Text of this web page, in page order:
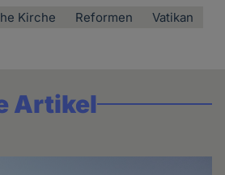
Kirche Reformen
Vatikan
Artikel